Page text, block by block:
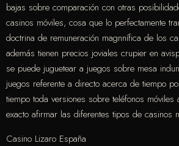
bajas sobre comparación con otras
casinos móviles, cosa que lo perfectamente
doctrina de remuneración magnnífica de los
además tienen precios joviales crupier en
se puede juguetear a juegos sobre mesa
juegos referente a directo acerca de tiempo
tiempo toda versiones sobre teléfonos
exacto afirmar las diferentes tipos de casinos
Casino Lizaro España